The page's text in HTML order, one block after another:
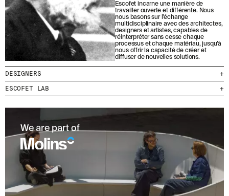
Escofet incarne une manière de
travailler ouverte et différente. Nous
nous basons sur l’échange
multidisciplinaire avec des architectes,
designers et artistes, capables de
réinterpréter sans cesse chaque
processus et chaque matériau, jusqu’à
nous offrir la capacité de créer et
diffuser de nouvelles solutions.
DESIGNERS
+
ESCOFET LAB
+
We are part of